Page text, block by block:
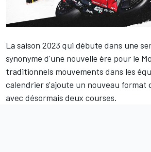
La saison 2023 qui débute dans une
synonyme d'une nouvelle ère pour le
traditionnels mouvements dans les
calendrier s'ajoute un nouveau format
avec désormais deux courses.